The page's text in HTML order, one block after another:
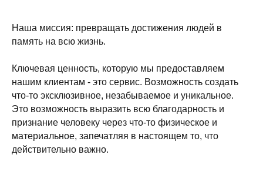
Наша миссия: превращать достижения людей в
память на всю жизнь.
Ключевая ценность, которую мы предоставляем
нашим клиентам - это сервис. Возможность создать
что-то эксклюзивное, незабываемое и уникальное.
Это возможность выразить всю благодарность и
признание человеку через что-то физическое и
материальное, запечатляя в настоящем то, что
действительно важно.